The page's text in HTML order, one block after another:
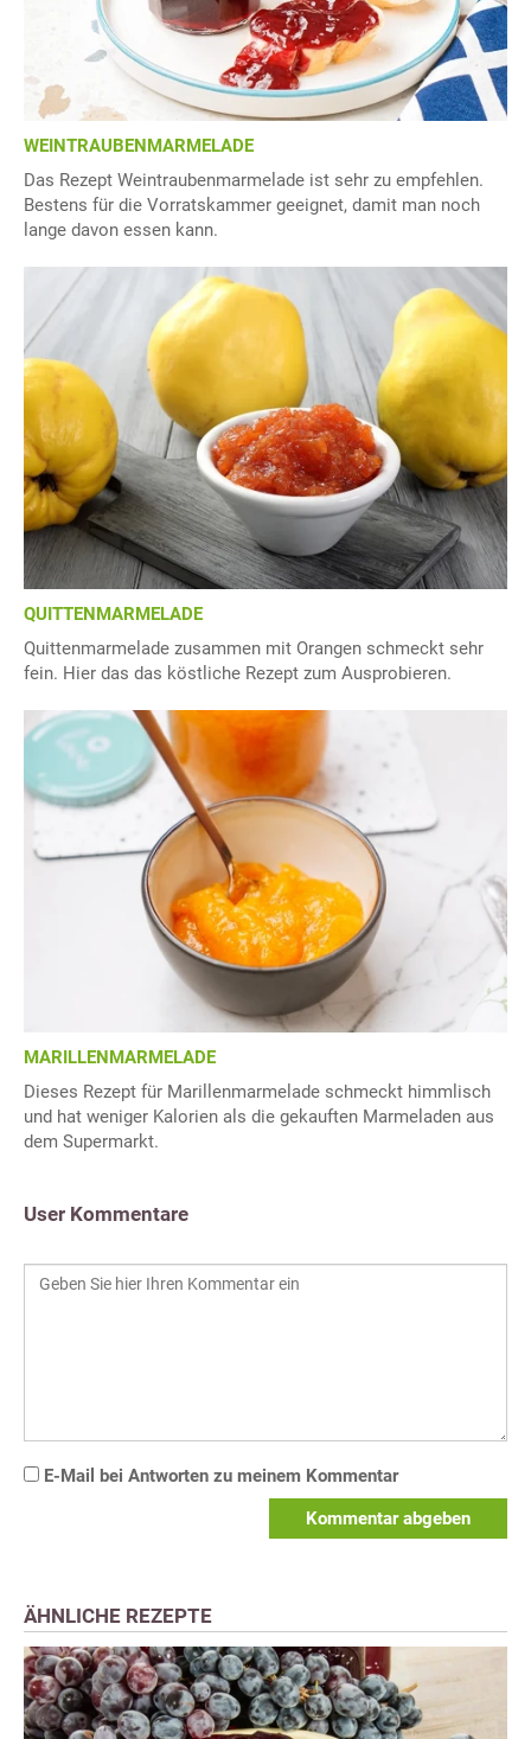
WEINTRAUBENMARMELADE
Das Rezept Weintraubenmarmelade ist sehr zu empfehlen.
Bestens für die Vorratskammer geeignet, damit man noch
lange davon essen kann.
QUITTENMARMELADE
Quittenmarmelade zusammen mit Orangen schmeckt sehr
fein. Hier das das köstliche Rezept zum Ausprobieren.
MARILLENMARMELADE
Dieses Rezept für Marillenmarmelade schmeckt himmlisch
und hat weniger Kalorien als die gekauften Marmeladen aus
dem Supermarkt.
User Kommentare
E-Mail bei Antworten zu meinem Kommentar
Kommentar abgeben
ÄHNLICHE REZEPTE